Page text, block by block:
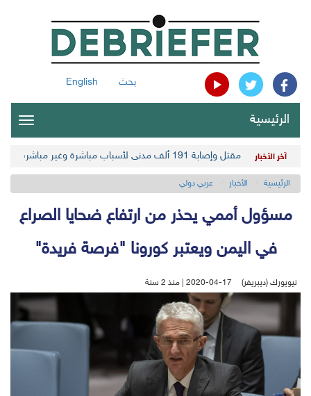
بحث English
الرئيسية
آخر الأخبار مقتل وإصابة 191 ألف مدني لأسباب مباشرة وغير مباشرة في أحدث حصيلة حوثية
الرئيسية الأخبار عربي دولي
مسؤول أممي يحذر من ارتفاع ضحايا الصراع
في اليمن ويعتبر كورونا "فرصة فريدة"
نيويورك (ديبريفر) 2020-04-17 | منذ 2 سنة